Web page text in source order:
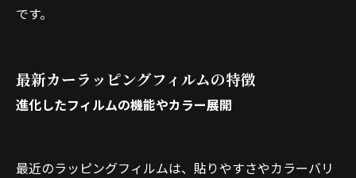
です。
最新カーラッピングフィルムの特徴
進化したフィルムの機能やカラー展開
最近のラッピングフィルムは、貼りやすさやカラーバリ